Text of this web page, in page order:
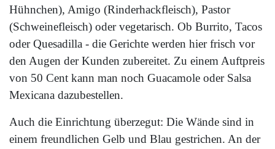
Hühnchen), Amigo (Rinderhackfleisch), Pastor
(Schweinefleisch) oder vegetarisch. Ob Burrito, Tacos
oder Quesadilla - die Gerichte werden hier frisch vor
den Augen der Kunden zubereitet. Zu einem Auftpreis
von 50 Cent kann man noch Guacamole oder Salsa
Mexicana dazubestellen.
Auch die Einrichtung überzegut: Die Wände sind in
einem freundlichen Gelb und Blau gestrichen. An der